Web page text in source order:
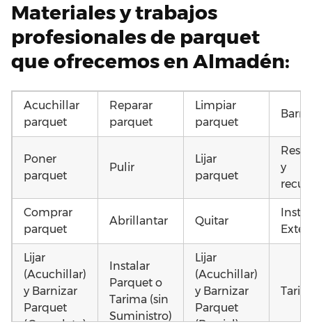
Materiales y trabajos
profesionales de parquet
que ofrecemos en Almadén:
Acuchillar
parquet
Reparar
parquet
Limpiar
parquet
Poner
parquet
Pulir
Lijar
parquet
y
Comprar
parquet
Abrillantar Quitar
Lijar
(Acuchillar)
y Barnizar
Parquet
(Completo)
Instalar
Parquet o
Tarima (sin
Suministro)
Lijar
(Acuchillar)
y Barnizar
Parquet
(Parcial)